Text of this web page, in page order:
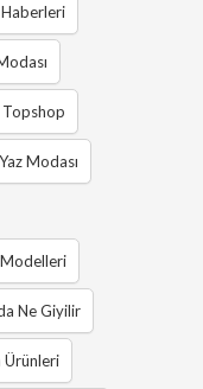
Topshop
Yaz Modası
Modelleri
Ne Giyilir
Ürünleri